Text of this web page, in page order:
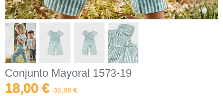
Conjunto Mayoral 1573-19
18,00 € 35,99 €